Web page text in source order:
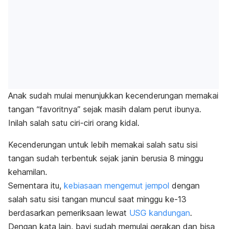
Anak sudah mulai menunjukkan kecenderungan memakai
tangan “favoritnya” sejak masih dalam perut ibunya.
Inilah salah satu ciri-ciri orang kidal.
Kecenderungan untuk lebih memakai salah satu sisi
tangan sudah terbentuk sejak janin berusia 8 minggu
kehamilan.
Sementara itu, kebiasaan mengemut jempol dengan
salah satu sisi tangan muncul saat minggu ke-13
berdasarkan pemeriksaan lewat USG kandungan.
Dengan kata lain, bayi sudah memulai gerakan dan bisa